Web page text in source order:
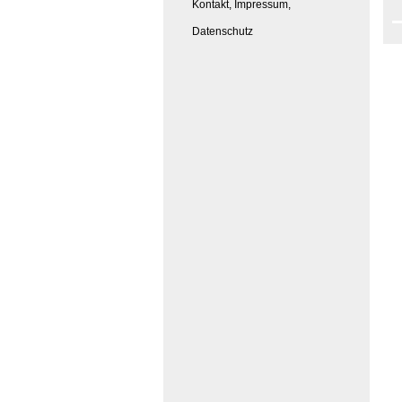
Kontakt, Impressum,
Datenschutz